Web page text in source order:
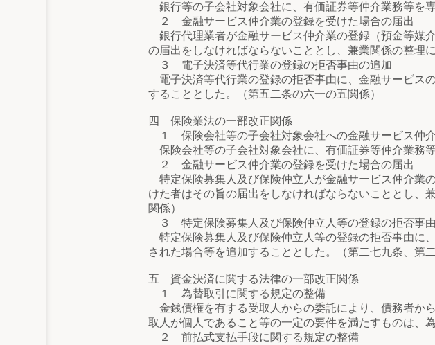
銀行等の子会社対象会社に、有価証券等仲介業務等を
２ 金融サービス仲介業の登録を受けた場合の届出
銀行代理業者が金融サービス仲介業の登録（預金等媒
の届出をしなければならないこととし、兼業関係の整理
３ 電子決済等代行業の登録の拒否事由の追加
電子決済等代行業の登録の拒否事由に、金融サービス
することとした。（第五二条の六一の五関係）
四 保険業法の一部改正関係
１ 保険会社等の子会社対象会社への金融サービス仲
保険会社等の子会社対象会社に、有価証券等仲介業務
２ 金融サービス仲介業の登録を受けた場合の届出
特定保険募集人及び保険仲立人が金融サービス仲介業
けた者はその旨の届出をしなければならないこととし、
関係）
３ 特定保険募集人及び保険仲立人等の登録の拒否事
特定保険募集人及び保険仲立人等の登録の拒否事由に
された場合等を追加することとした。（第二七九条、第
五 資金決済に関する法律の一部改正関係
１ 為替取引に関する規定の整備
金銭債権を有する受取人からの委託により、債務者か
取人が個人であること等の一定の要件を満たすものは、
２ 前払式支払手段に関する規定の整備